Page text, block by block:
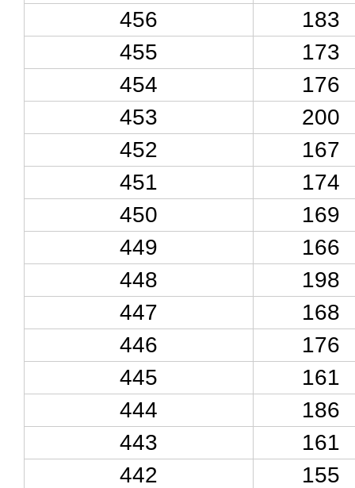
456
183
455
173
454
176
453
200
452
167
451
174
450
169
449
166
448
198
447
168
446
176
445
161
444
186
443
161
442
155